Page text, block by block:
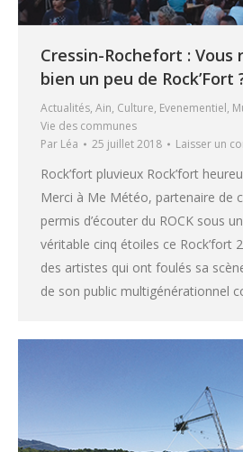
Cressin-Rochefort : Vous
bien un peu de Rock’Fort
Actualités, Ain, Culture, Evenementiel,
Vie des communes
Par Léa 25 juillet 2018 Laisser un
Rock’fort pluvieux Rock’fort
Merci à Me Météo, partenaire de
permis d’écouter du ROCK sous
véritable cinq étoiles ce Rock’fort
des artistes qui ont foulés sa
de son public multigénérationnel